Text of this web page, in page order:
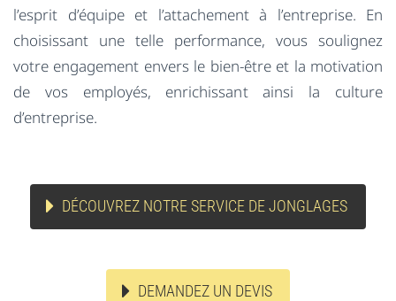
l’esprit d’équipe et l’attachement à l’entreprise. En
choisissant une telle performance, vous soulignez
votre engagement envers le bien-être et la motivation
de vos employés, enrichissant ainsi la culture
d’entreprise.
DÉCOUVREZ NOTRE SERVICE DE JONGLAGES
DEMANDEZ UN DEVIS